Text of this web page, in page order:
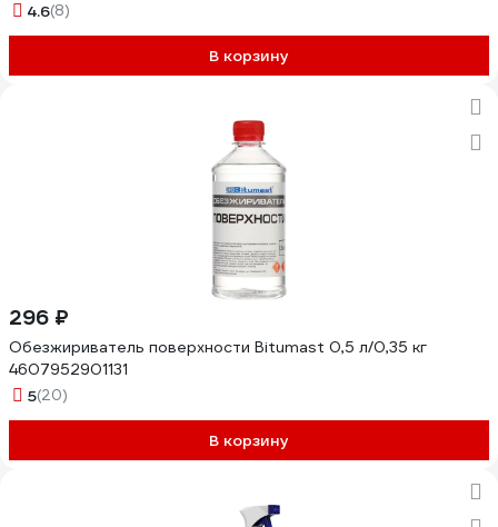
4.6(8)
В корзину
296 ₽
Обезжириватель поверхности Bitumast 0,5 л/0,35 кг
4607952901131
5(20)
В корзину